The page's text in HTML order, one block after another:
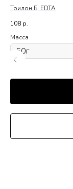
Трилон Б, EDTA
108 р.
Масса